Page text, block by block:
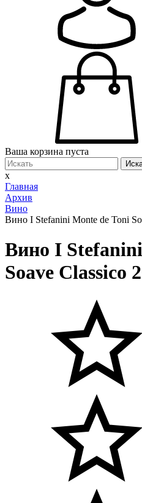
Ваша корзина пуста
x
Главная
Архив
Вино
Вино I Stefanini Monte de Toni
Вино I
Soave Classico